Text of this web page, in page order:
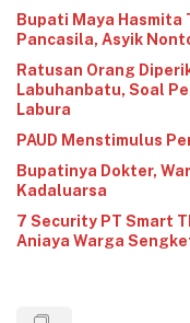
‎Bupati Maya Hasmita
Pancasila, Asyik
Ratusan Orang
Labuhanbatu, Soal
Labura
‎PAUD ‎‎‎Menstimulus
Bupatinya Dokter,
Kadaluarsa
7 Security PT Smart
Aniaya Warga